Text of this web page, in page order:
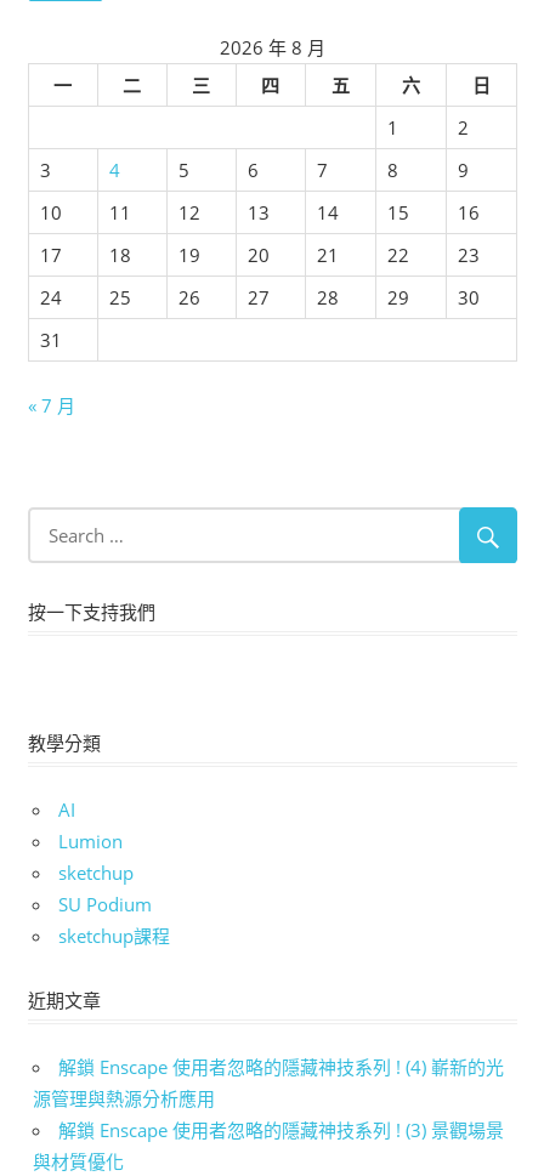
2026 年 8 月
一
二 三 四 五 六
日
1
2
3
4 5 6 7 8
9
10
11 12 13 14 15
16
17
18 19 20 21 22
23
24
25 26 27 28 29
30
31
« 7 月
按一下支持我們
教學分類
AI
Lumion
sketchup
SU Podium
sketchup課程
近期文章
解鎖 Enscape 使用者忽略的隱藏神技系列 ! (4) 嶄新的光
源管理與熱源分析應用
解鎖 Enscape 使用者忽略的隱藏神技系列 ! (3) 景觀場景
與材質優化